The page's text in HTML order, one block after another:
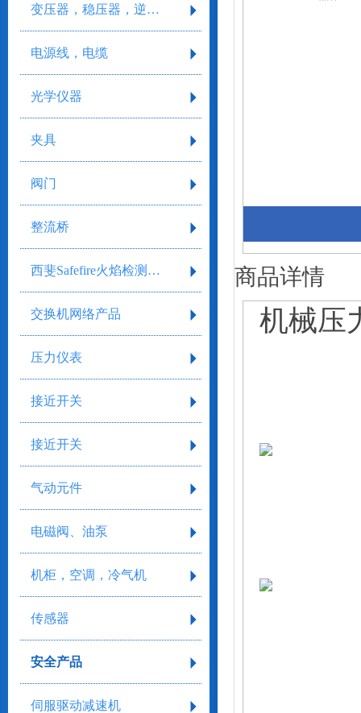
变压器，稳压器，逆变器
电源线，电缆
光学仪器
夹具
阀门
整流桥
西斐Safefire火焰检测系统
交换机网络产品
压力仪表
接近开关
接近开关
气动元件
电磁阀、油泵
机柜，空调，冷气机
传感器
安全产品
伺服驱动减速机
商品详情
机械压